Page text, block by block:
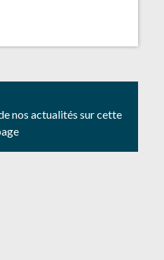
nos actualités sur cette